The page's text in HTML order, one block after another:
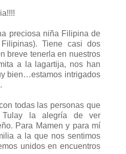
preciosa niña Filipina de
Tiene casi dos
breve tenerla en nuestros
a la lagartija, nos han
bien…estamos intrigados
todas las personas que
Tulay la alegría de ver
Para Mamen y para mí
a la que nos sentimos
unidos en encuentros